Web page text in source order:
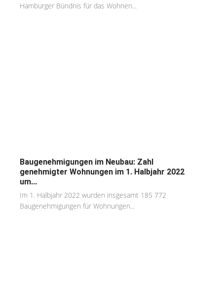
Hamburger Bündnis für das Wohnen...
Baugenehmigungen im Neubau: Zahl
genehmigter Wohnungen im 1. Halbjahr 2022
um...
Im 1. Halbjahr 2022 wurden insgesamt 185 772
Baugenehmigungen für Wohnungen...